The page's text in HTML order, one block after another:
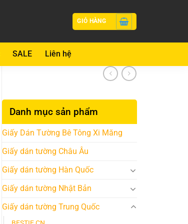
GIỎ HÀNG
SALE Liên hệ
Danh mục sản phẩm
Giấy Dán Tường Bê Tông Xi Măng
Giấy dán tường Châu Âu
Giấy dán tường Hàn Quốc
Giấy dán tường Nhật Bản
Giấy dán tường Trung Quốc